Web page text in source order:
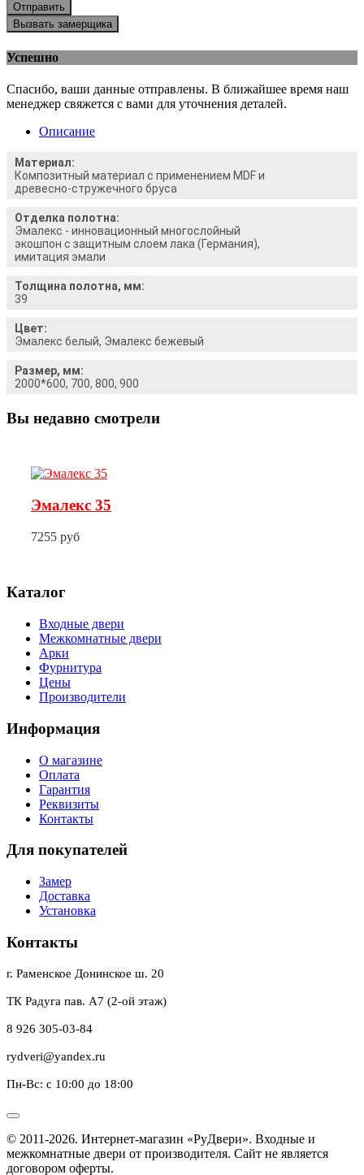
Отправить
Вызвать замерщика
Успешно
Спасибо, ваши данные отправлены. В ближайшее время наш
менеджер свяжется с вами для уточнения деталей.
Описание
Материал:
Композитный материал с применением MDF и
древесно-стружечного бруса
Отделка полотна:
Эмалекс - инновационный многослойный
экошпон с защитным слоем лака (Германия),
имитация эмали
Толщина полотна, мм:
39
Цвет:
Эмалекс белый, Эмалекс бежевый
Размер, мм:
2000*600, 700, 800, 900
Вы недавно смотрели
Эмалекс 35
7255 руб
Каталог
Входные двери
Межкомнатные двери
Арки
Фурнитура
Цены
Производители
Информация
О магазине
Оплата
Гарантия
Реквизиты
Контакты
Для покупателей
Замер
Доставка
Установка
Контакты
г. Раменское Донинское ш. 20
ТК Радуга пав. А7 (2-ой этаж)
8 926 305-03-84
rydveri@yandex.ru
Пн-Вс: с 10:00 до 18:00
© 2011-2026. Интернет-магазин «РуДвери». Входные и
межкомнатные двери от производителя. Сайт не является
договором оферты.